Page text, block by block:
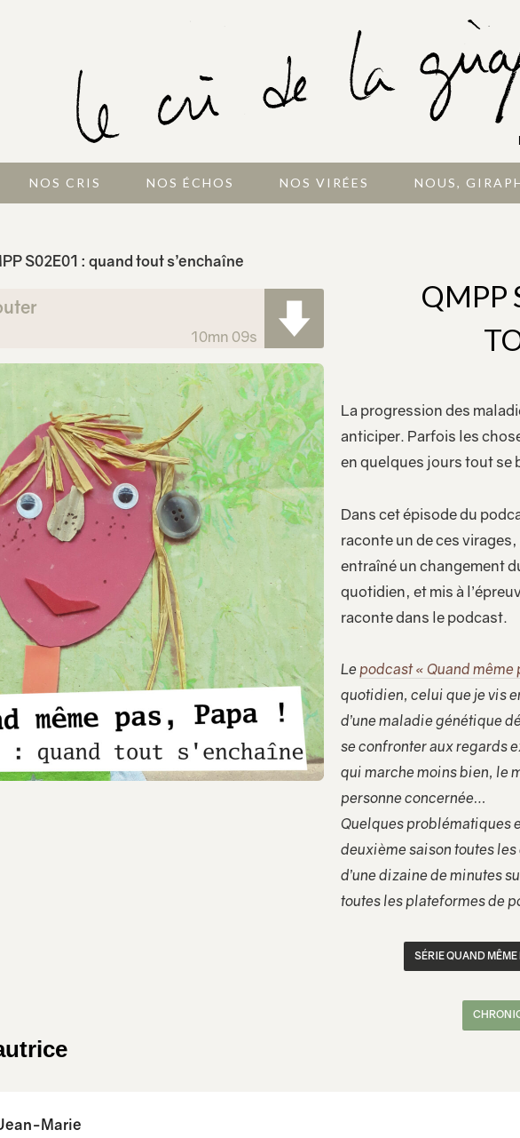
NOS CRIS NOS ÉCHOS NOS VIRÉES NOUS,
S02E01 : quand tout s’enchaîne
QMPP
10mn 09s
La progression des
anticiper. Parfois les
en quelques jours tout se
Dans cet épisode du
raconte un de ces
entraîné un changement
quotidien, et mis à
raconte dans le podcast.
Le podcast « Quand même
quotidien, celui que je vis
d’une maladie génétique
se confronter aux regards
qui marche moins bien, le
personne concernée…
Quelques problématiques
deuxième saison toutes
d’une dizaine de minutes
toutes les plateformes de
SÉRIE QUAND MÊME
Marie